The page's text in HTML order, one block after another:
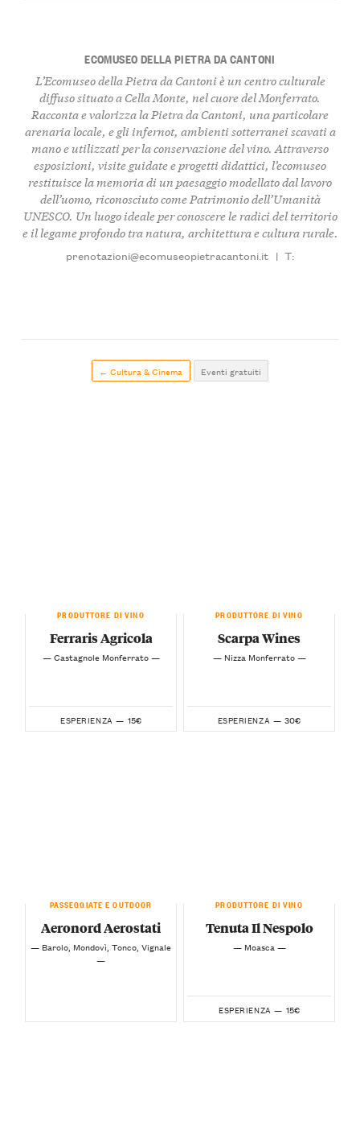
ECOMUSEO DELLA PIETRA DA CANTONI
L’Ecomuseo della Pietra da Cantoni è un centro culturale
diffuso situato a Cella Monte, nel cuore del Monferrato.
Racconta e valorizza la Pietra da Cantoni, una particolare
arenaria locale, e gli infernot, ambienti sotterranei scavati a
mano e utilizzati per la conservazione del vino. Attraverso
esposizioni, visite guidate e progetti didattici, l’ecomuseo
restituisce la memoria di un paesaggio modellato dal lavoro
dell’uomo, riconosciuto come Patrimonio dell’Umanità
UNESCO. Un luogo ideale per conoscere le radici del territorio
e il legame profondo tra natura, architettura e cultura rurale.
prenotazioni@ecomuseopietracantoni.it | T:
← Cultura & Cinema Eventi gratuiti
PRODUTTORE DI VINO
Ferraris Agricola
— Castagnole Monferrato —
ESPERIENZA — 15€
PRODUTTORE DI VINO
Scarpa Wines
— Nizza Monferrato —
ESPERIENZA — 30€
PASSEGGIATE E OUTDOOR
Aeronord Aerostati
— Barolo, Mondovì, Tonco, Vignale
—
PRODUTTORE DI VINO
Tenuta Il Nespolo
— Moasca —
ESPERIENZA — 15€